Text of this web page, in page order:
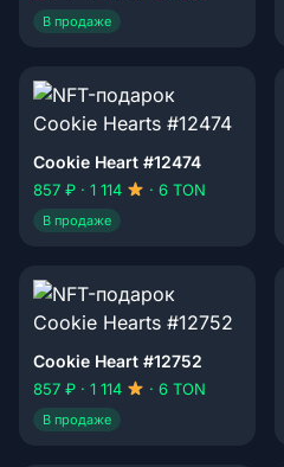
В продаже
Cookie Heart #12474
857 ₽ · 1 114 · 6 TON
В продаже
Cookie Heart #12752
857 ₽ · 1 114 · 6 TON
В продаже